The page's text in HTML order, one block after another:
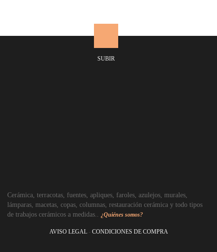
Cerámica, terracotas, fuentes, apliques, faroles, azulejos, murales,
lámparas, macetas, copas, columnas, restauración cerámica y todo tipos
de trabajos cerámicos a medidas.. ¿Quiénes somos?
AVISO LEGAL- CONDICIONES DE COMPRA
SUBIR